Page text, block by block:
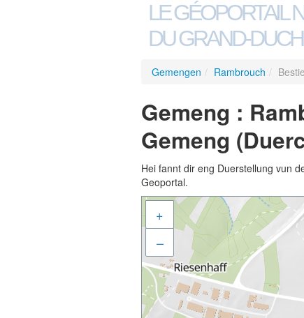
LE GÉOPORTAIL
DU GRAND-
Gemengen / Rambrouch /
Gemeng :
Gemeng
Hei fannt dir eng Duerstellung vun
Geoportal.
+
–